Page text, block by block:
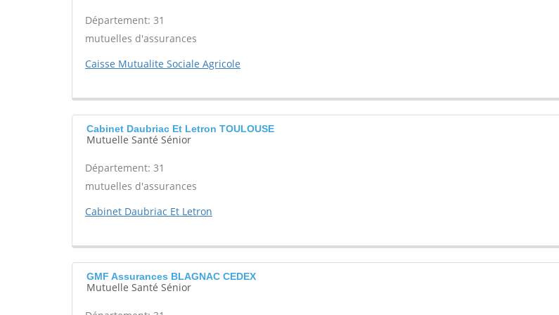
Département: 31
mutuelles d'assurances
Caisse Mutualite Sociale Agricole
Cabinet Daubriac Et Letron TOULOUSE
Mutuelle Santé Sénior
Département: 31
mutuelles d'assurances
Cabinet Daubriac Et Letron
GMF Assurances BLAGNAC CEDEX
Mutuelle Santé Sénior